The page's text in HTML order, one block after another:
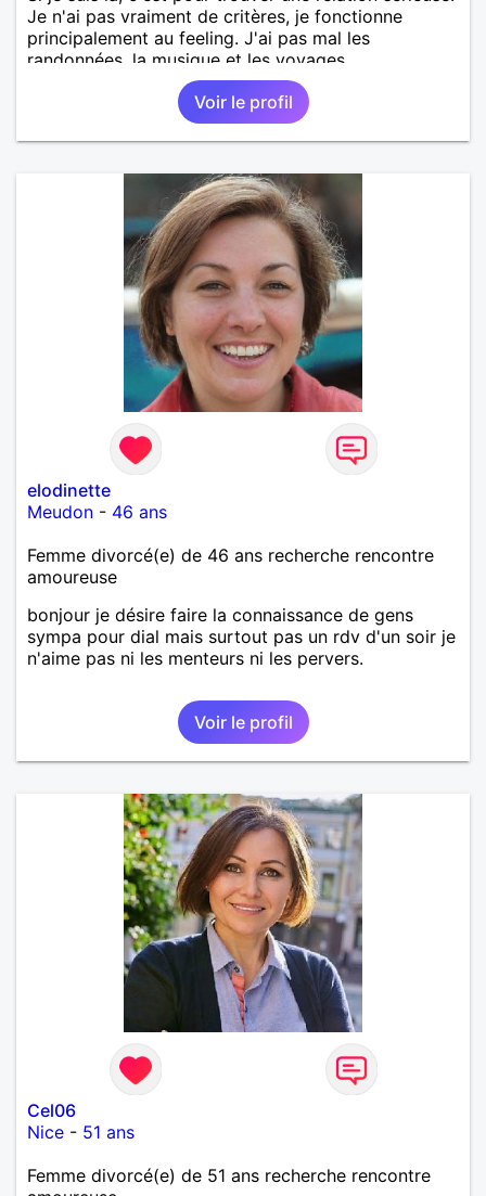
Je n'ai pas vraiment de critères, je fonctionne
principalement au feeling. J'ai pas mal les
randonnées, la musique et les voyages.
Voir le profil
elodinette
Meudon - 46 ans
Femme divorcé(e) de 46 ans recherche rencontre
amoureuse
bonjour je désire faire la connaissance de gens
sympa pour dial mais surtout pas un rdv d'un soir je
n'aime pas ni les menteurs ni les pervers.
Voir le profil
Cel06
Nice - 51 ans
Femme divorcé(e) de 51 ans recherche rencontre